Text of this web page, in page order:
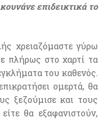
επιδεικτικά το
χρειαζόμαστε γύρω
πλήρως στο χαρτί τα
του καθενός.
ομερτά, θα
ξεζούμισε και τους
θα εξαφανιστούν,